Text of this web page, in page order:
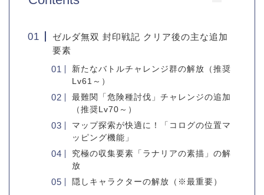
ゼルダ無双 封印戦記 クリア後の主な追加
要素
新たなバトルチャレンジ群の解放（推奨
Lv61～）
最難関「危険種討伐」チャレンジの追加
（推奨Lv70～）
マップ探索が快適に！「コログの位置マ
ッピング機能」
究極の収集要素「ラナリアの素描」の解
放
隠しキャラクターの解放（※最重要）